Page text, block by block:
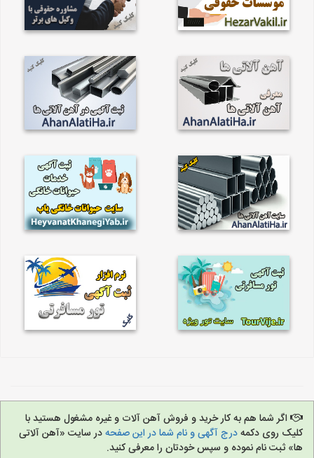
اگر شما هم به کار خرید و فروش آهن آلات و غیره مشغول هستید با
کلیک روی دکمهدرج آگهی و نام شما در این صفحهدر سایت «آهن آلاتی
ها» ثبت نام نموده و سپس خودتان را معرفی کنید.